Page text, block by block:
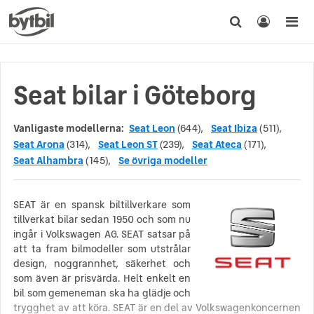
Seat bilar i Göteborg
Vanligaste modellerna: Seat Leon (644), Seat Ibiza (511),
Seat Arona (314), Seat Leon ST(239), Seat Ateca (171),
Seat Alhambra (145), Se övriga modeller
SEAT är en spansk biltillverkare som
tillverkat bilar sedan 1950 och som nu
ingår i Volkswagen AG. SEAT satsar på
att ta fram bilmodeller som utstrålar
design, noggrannhet, säkerhet och
som även är prisvärda. Helt enkelt en
bil som gemeneman ska ha glädje och
trygghet av att köra. SEAT är en del av Volkswagenkoncernen